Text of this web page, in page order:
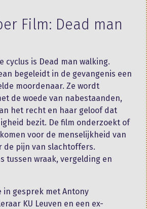
Film: Dead man
cyclus is Dead man walking.
begeleidt in de gevangenis een
moordenaar. Ze wordt
de woede van nabestaanden,
het recht en haar geloof dat
bezit. De film onderzoekt of
voor de menselijkheid van
de pijn van slachtoffers.
tussen wraak, vergelding en
in gesprek met Antony
KU Leuven en een ex-